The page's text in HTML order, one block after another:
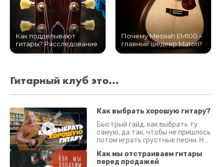
Как подделывают
гитары? Расследование
Почему Messiah EM100 –
главный шедевр Maton?
Гитарный клуб это...
Как выбрать хорошую гитару?
Быстрый гайд, как выбрать ту
самую, да так, чтобы не пришлось
потом играть грустные песни. На
Как мы отстраиваем гитары
перед продажей